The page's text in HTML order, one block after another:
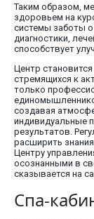
Таким образом,
здоровьем на
системы заботы
диагностики,
способствует
Центр
стремящихся к
только
создавая
индивидуальные
результатов.
расширить
Центру
осознанными в
сказывается на
Спа-